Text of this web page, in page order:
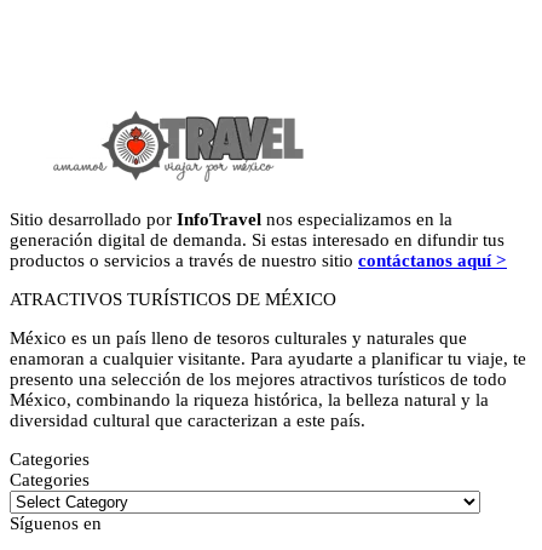
Sitio desarrollado por InfoTravel nos especializamos en la
generación digital de demanda. Si estas interesado en difundir tus
productos o servicios a través de nuestro sitio contáctanos aquí >
ATRACTIVOS TURÍSTICOS DE MÉXICO
México es un país lleno de tesoros culturales y naturales que
enamoran a cualquier visitante. Para ayudarte a planificar tu viaje, te
presento una selección de los mejores atractivos turísticos de todo
México, combinando la riqueza histórica, la belleza natural y la
diversidad cultural que caracterizan a este país.
Categories
Categories
Síguenos en